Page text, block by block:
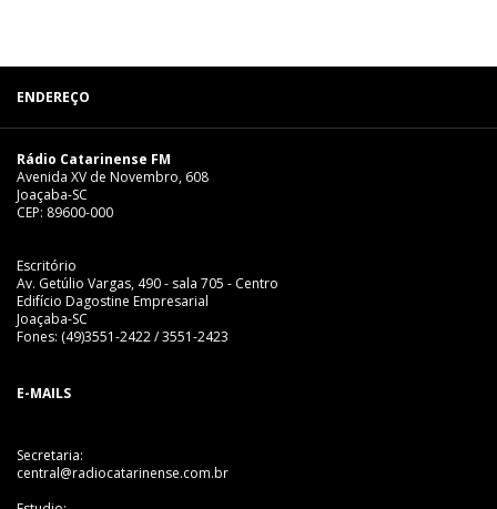
ENDEREÇO
Rádio Catarinense FM
Avenida XV de Novembro, 608
Joaçaba-SC
CEP: 89600-000
Escritório
Av. Getúlio Vargas, 490 - sala 705 - Centro
Edifício Dagostine Empresarial
Joaçaba-SC
Fones: (49)3551-2422 / 3551-2423
E-MAILS
Secretaria:
central@radiocatarinense.com.br